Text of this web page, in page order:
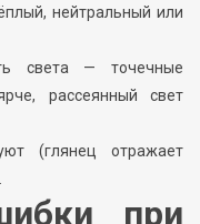
нейтральный или
света — точечные
рассеянный свет
(глянец отражает
при